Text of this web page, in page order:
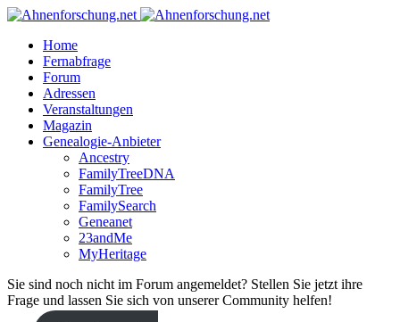
Home
Fernabfrage
Forum
Adressen
Veranstaltungen
Magazin
Genealogie-Anbieter
Ancestry
FamilyTreeDNA
FamilyTree
FamilySearch
Geneanet
23andMe
MyHeritage
Sie sind noch nicht im Forum angemeldet? Stellen Sie jetzt ihre
Frage und lassen Sie sich von unserer Community helfen!